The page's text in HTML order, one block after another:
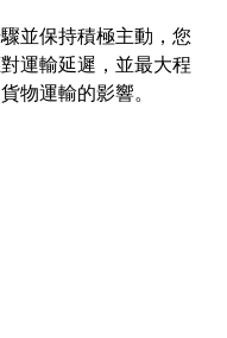
並保持積極主動，您
運輸延遲，並最大程
物運輸的影響。